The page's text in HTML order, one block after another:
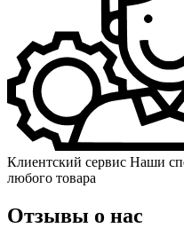
Клиентский сервис Наши
любого товара
Отзывы о нас